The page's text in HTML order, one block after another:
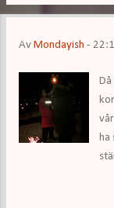
Av Mondayish -
Då
ha